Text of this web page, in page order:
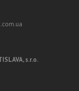
s.r.o.